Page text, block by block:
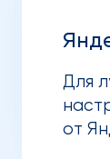
Для
от